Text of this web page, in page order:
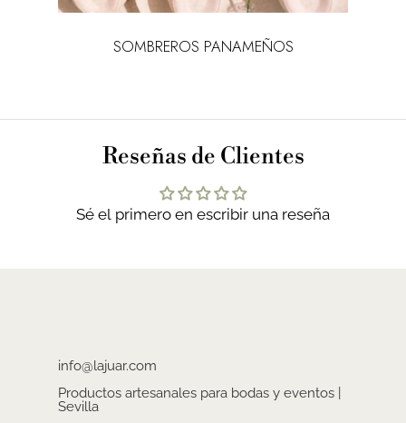
SOMBREROS PANAMEÑOS
Reseñas de Clientes
Sé el primero en escribir una reseña
info@lajuar.com
Productos artesanales para bodas y eventos |
Sevilla